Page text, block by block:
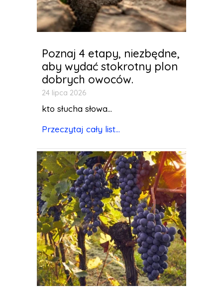
Poznaj 4 etapy, niezbędne,
aby wydać stokrotny plon
dobrych owoców.
24 lipca 2026
kto słucha słowa...
Przeczytaj cały list...